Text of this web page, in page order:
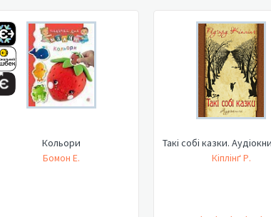
Кольори
Бомон Е.
Такі собі казки.
Кіплінґ Р.